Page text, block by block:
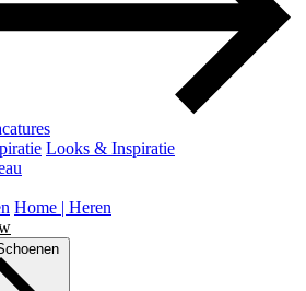
Looks & Inspiratie
Home | Heren